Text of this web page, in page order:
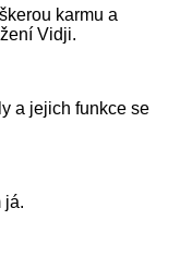
karmu a
Vidji.
a jejich funkce se
já.